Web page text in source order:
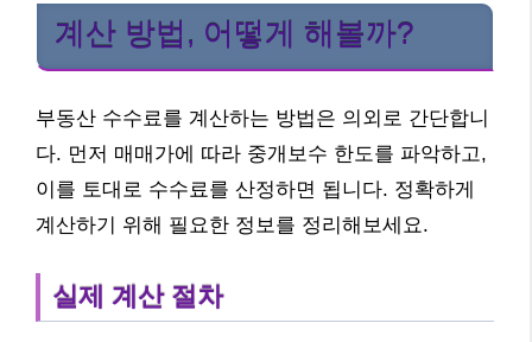
계산 방법, 어떻게 해볼까?
부동산 수수료를 계산하는 방법은 의외로 간단합니
다. 먼저 매매가에 따라 중개보수 한도를 파악하고,
이를 토대로 수수료를 산정하면 됩니다. 정확하게
계산하기 위해 필요한 정보를 정리해보세요.
실제 계산 절차